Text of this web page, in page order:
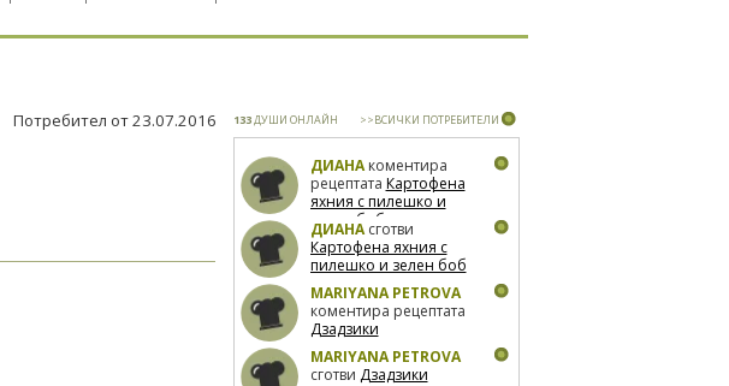
Потребител от 23.07.2016 133ДУШИ ОНЛАЙН >>ВСИЧКИ ПОТРЕБИТЕЛИ
ДИАНАкоментира
рецептата Картофена
яхния с пилешко и
зелен боб
ДИАНАсготви
Картофена яхния с
пилешко и зелен боб
MARIYANA PETROVA
коментира рецептата
Дзадзики
MARIYANA PETROVA
сготви Дзадзики